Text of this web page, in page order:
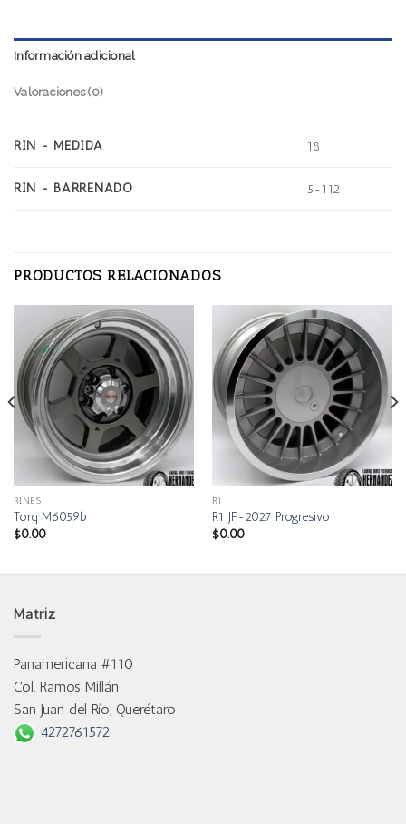
Información adicional
Valoraciones (0)
RIN - MEDIDA 18
RIN - BARRENADO 5-112
PRODUCTOS RELACIONADOS
RINES
Torq M6059b
$0.00
R1
R1 JF-2027 Progresivo
$0.00
Matriz
Panamericana #110
Col. Ramos Millán
San Juan del Río, Querétaro
4272761572